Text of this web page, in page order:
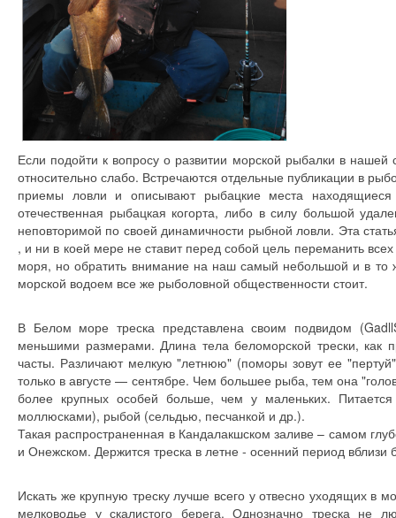
Если подойти к вопросу о развитии морской рыбалки в нашей
относительно слабо. Встречаются отдельные публикации в
приемы ловли и описывают рыбацкие места
отечественная рыбацкая когорта, либо в силу большой
неповторимой по своей динамичности рыбной ловли. Эта
, и ни в коей мере не ставит перед собой цель переманить
моря, но обратить внимание на наш самый небольшой и в то
морской водоем все же рыболовной общественности стоит.
В Белом море треска представлена своим подвидом
меньшими размерами. Длина тела беломорской трески,
часты. Различают мелкую "летнюю" (поморы зовут ее
только в августе — сентябре. Чем большее рыба, тем она
более крупных особей больше, чем у маленьких.
моллюсками), рыбой (сельдью, песчанкой и др.).
Такая распространенная в Кандалакшском заливе – самом
и Онежском. Держится треска в летне - осенний период вблизи
Искать же крупную треску лучше всего у отвесно уходящих в
мелководье у скалистого берега. Однозначно треска